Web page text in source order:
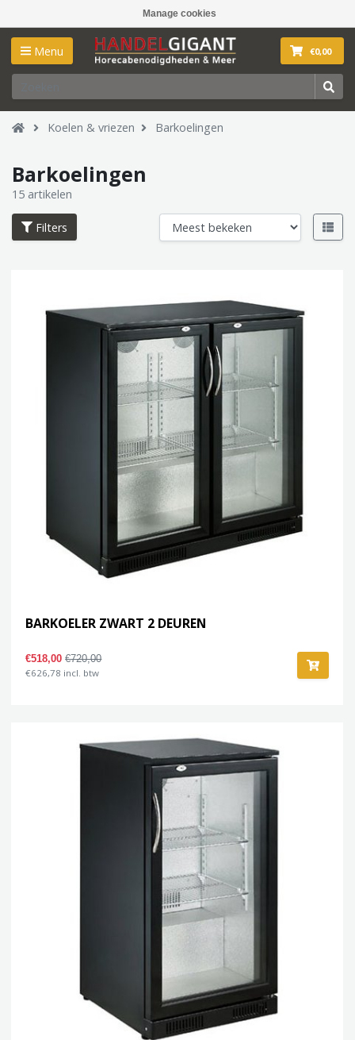
Manage cookies
Menu €0,00
Koelen & vriezen Barkoelingen
Barkoelingen
15 artikelen
Filters
BARKOELER ZWART 2 DEUREN
€518,00€720,00
€626,78 incl. btw